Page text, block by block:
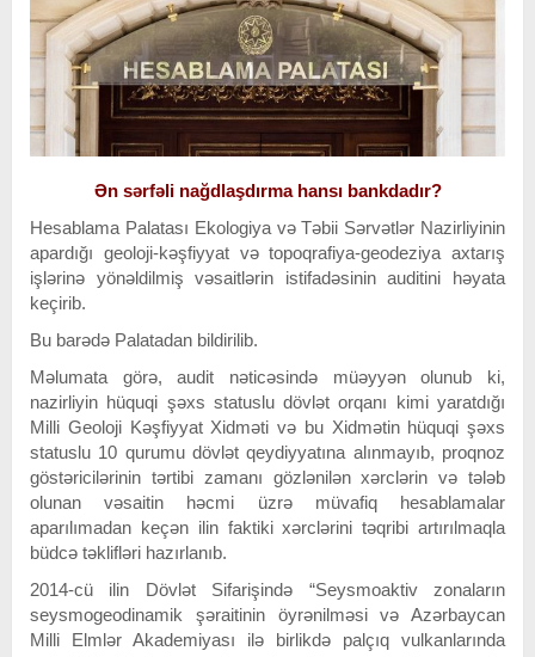
Ən sərfəli nağdlaşdırma hansı bankdadır?
Hesablama Palatası Ekologiya və Təbii Sərvətlər Nazirliyinin
apardığı geoloji-kəşfiyyat və topoqrafiya-geodeziya axtarış
işlərinə yönəldilmiş vəsaitlərin istifadəsinin auditini həyata
keçirib.
Bu barədə Palatadan bildirilib.
Məlumata görə, audit nəticəsində müəyyən olunub ki,
nazirliyin hüquqi şəxs statuslu dövlət orqanı kimi yaratdığı
Milli Geoloji Kəşfiyyat Xidməti və bu Xidmətin hüquqi şəxs
statuslu 10 qurumu dövlət qeydiyyatına alınmayıb, proqnoz
göstəricilərinin tərtibi zamanı gözlənilən xərclərin və tələb
olunan vəsaitin həcmi üzrə müvafiq hesablamalar
aparılımadan keçən ilin faktiki xərclərini təqribi artırılmaqla
büdcə təklifləri hazırlanıb.
2014-cü ilin Dövlət Sifarişində “Seysmoaktiv zonaların
seysmogeodinamik şəraitinin öyrənilməsi və Azərbaycan
Milli Elmlər Akademiyası ilə birlikdə palçıq vulkanlarında